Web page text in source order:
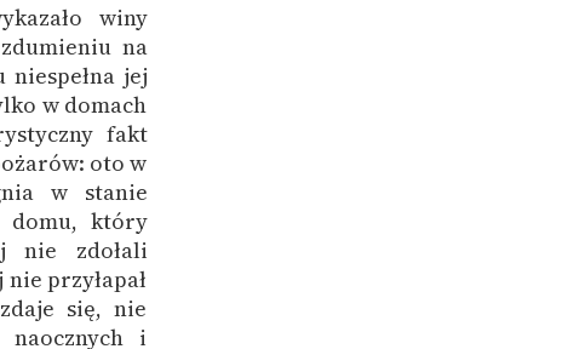
winy
na
jej
w domach
fakt
oto w
w stanie
domu, który
nie zdołali
przyłapał
się, nie
i